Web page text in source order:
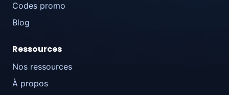
Codes promo
Blog
Ressources
Nos ressources
À propos